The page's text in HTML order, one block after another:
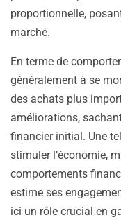
proportionnelle,
marché.
En terme de
généralement à se
des achats plus
améliorations,
financier initial. Une
stimuler l’économie,
comportements
estime ses
ici un rôle crucial en